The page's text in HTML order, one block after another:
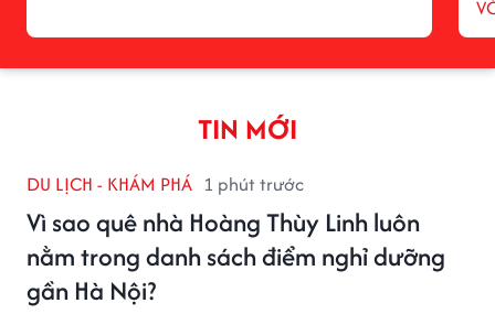
TIN MỚI
DU LỊCH - KHÁM PHÁ 1 phút trước
Vì sao quê nhà Hoàng Thùy Linh luôn
nằm trong danh sách điểm nghỉ dưỡng
gần Hà Nội?